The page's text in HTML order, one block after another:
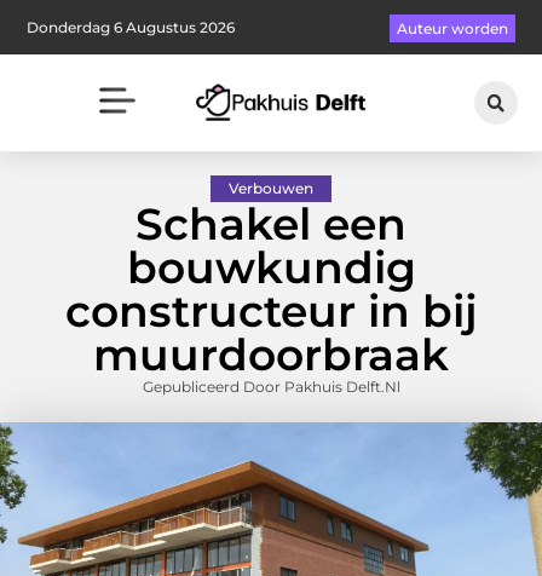
Donderdag 6 Augustus 2026 Auteur worden
Verbouwen
Schakel een
bouwkundig
constructeur in bij
muurdoorbraak
Gepubliceerd Door Pakhuis Delft.nl